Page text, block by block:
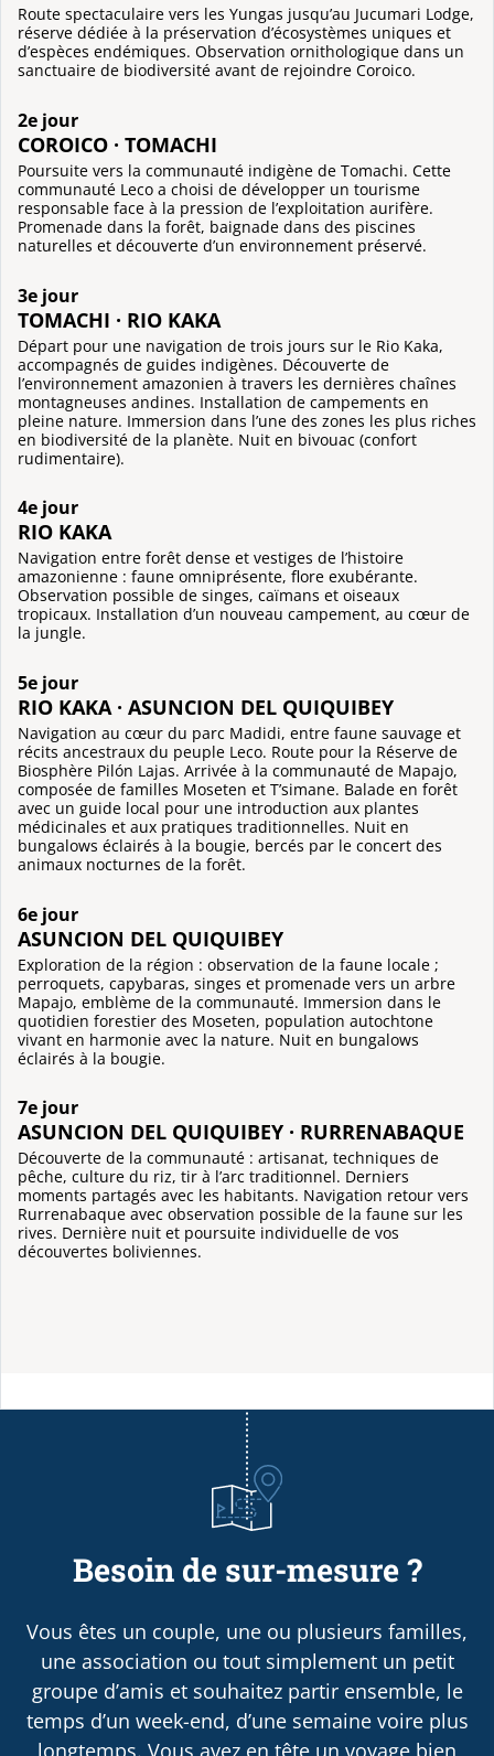
Route spectaculaire vers les Yungas jusqu’au Jucumari Lodge,
réserve dédiée à la préservation d’écosystèmes uniques et
d’espèces endémiques. Observation ornithologique dans un
sanctuaire de biodiversité avant de rejoindre Coroico.
2e jour
COROICO · TOMACHI
Poursuite vers la communauté indigène de Tomachi. Cette
communauté Leco a choisi de développer un tourisme
responsable face à la pression de l’exploitation aurifère.
Promenade dans la forêt, baignade dans des piscines
naturelles et découverte d’un environnement préservé.
3e jour
TOMACHI · RIO KAKA
Départ pour une navigation de trois jours sur le Rio Kaka,
accompagnés de guides indigènes. Découverte de
l’environnement amazonien à travers les dernières chaînes
montagneuses andines. Installation de campements en
pleine nature. Immersion dans l’une des zones les plus riches
en biodiversité de la planète. Nuit en bivouac (confort
rudimentaire).
4e jour
RIO KAKA
Navigation entre forêt dense et vestiges de l’histoire
amazonienne : faune omniprésente, flore exubérante.
Observation possible de singes, caïmans et oiseaux
tropicaux. Installation d’un nouveau campement, au cœur de
la jungle.
5e jour
RIO KAKA · ASUNCION DEL QUIQUIBEY
Navigation au cœur du parc Madidi, entre faune sauvage et
récits ancestraux du peuple Leco. Route pour la Réserve de
Biosphère Pilón Lajas. Arrivée à la communauté de Mapajo,
composée de familles Moseten et T’simane. Balade en forêt
avec un guide local pour une introduction aux plantes
médicinales et aux pratiques traditionnelles. Nuit en
bungalows éclairés à la bougie, bercés par le concert des
animaux nocturnes de la forêt.
6e jour
ASUNCION DEL QUIQUIBEY
Exploration de la région : observation de la faune locale ;
perroquets, capybaras, singes et promenade vers un arbre
Mapajo, emblème de la communauté. Immersion dans le
quotidien forestier des Moseten, population autochtone
vivant en harmonie avec la nature. Nuit en bungalows
éclairés à la bougie.
7e jour
ASUNCION DEL QUIQUIBEY · RURRENABAQUE
Découverte de la communauté : artisanat, techniques de
pêche, culture du riz, tir à l’arc traditionnel. Derniers
moments partagés avec les habitants. Navigation retour vers
Rurrenabaque avec observation possible de la faune sur les
rives. Dernière nuit et poursuite individuelle de vos
découvertes boliviennes.
Besoin de sur-mesure ?
Vous êtes un couple, une ou plusieurs familles,
une association ou tout simplement un petit
groupe d’amis et souhaitez partir ensemble, le
temps d’un week-end, d’une semaine voire plus
longtemps. Vous avez en tête un voyage bien